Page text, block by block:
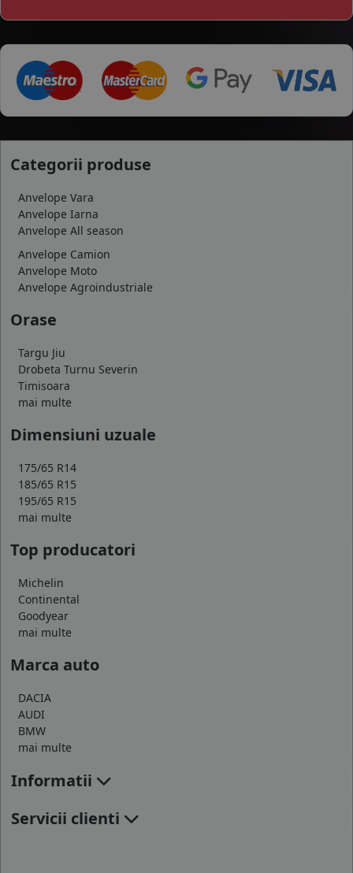
Categorii produse
Anvelope Vara
Anvelope Iarna
Anvelope All season
Anvelope Camion
Anvelope Moto
Anvelope Agroindustriale
Orase
Targu Jiu
Drobeta Turnu Severin
Timisoara
mai multe
Dimensiuni uzuale
175/65 R14
185/65 R15
195/65 R15
mai multe
Top producatori
Michelin
Continental
Goodyear
mai multe
Marca auto
DACIA
AUDI
BMW
mai multe
Informatii
Servicii clienti